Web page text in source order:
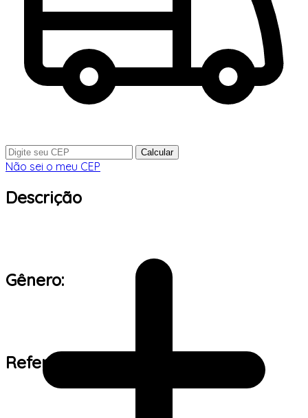
Calcular
Não sei o meu CEP
Descrição
Gênero:
Referência de tamanho: